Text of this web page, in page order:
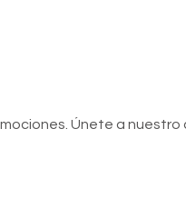
Únete a nuestro